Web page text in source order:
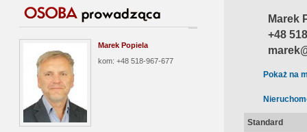
Marek Popiela
kom: +48 518-967-677
Marek
+48
Pokaż na
Standard